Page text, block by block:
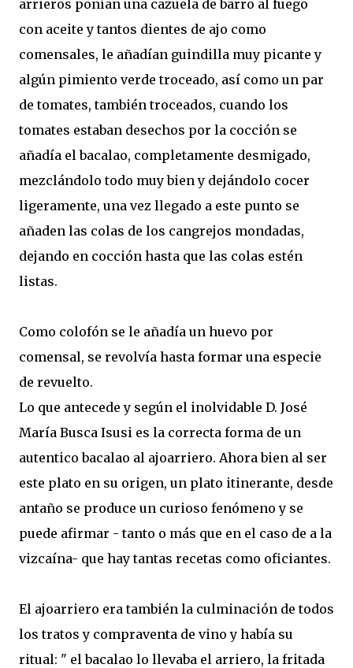
arrieros ponían una cazuela de barro al fuego
con aceite y tantos dientes de ajo como
comensales, le añadían guindilla muy picante y
algún pimiento verde troceado, así como un par
de tomates, también troceados, cuando los
tomates estaban desechos por la cocción se
añadía el bacalao, completamente desmigado,
mezclándolo todo muy bien y dejándolo cocer
ligeramente, una vez llegado a este punto se
añaden las colas de los cangrejos mondadas,
dejando en cocción hasta que las colas estén
listas.
Como colofón se le añadía un huevo por
comensal, se revolvía hasta formar una especie
de revuelto.
Lo que antecede y según el inolvidable D. José
María Busca Isusi es la correcta forma de un
autentico bacalao al ajoarriero. Ahora bien al ser
este plato en su origen, un plato itinerante, desde
antaño se produce un curioso fenómeno y se
puede afirmar - tanto o más que en el caso de a la
vizcaína- que hay tantas recetas como oficiantes.
El ajoarriero era también la culminación de todos
los tratos y compraventa de vino y había su
ritual: " el bacalao lo llevaba el arriero, la fritada